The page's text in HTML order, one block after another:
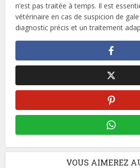
n’est pas traitée à temps. Il est
vétérinaire en cas de suspicion de
diagnostic précis et un traitement
VOUS AIMEREZ